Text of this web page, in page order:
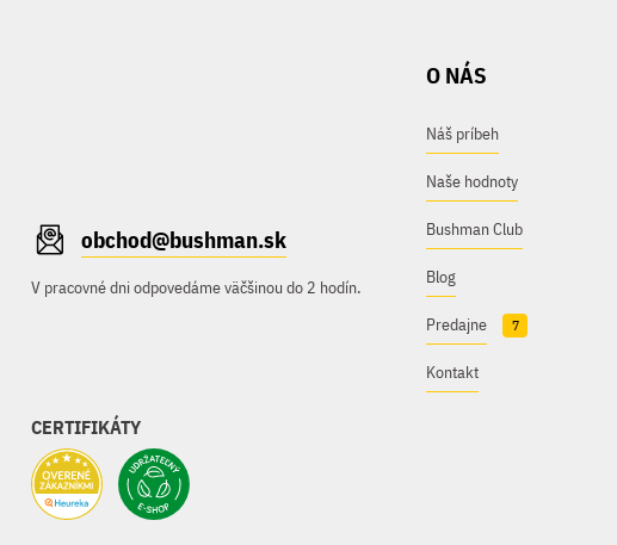
obchod@bushman.sk
V pracovné dni odpovedáme väčšinou do 2 hodín.
CERTIFIKÁTY
O NÁS
Náš príbeh
Naše hodnoty
Bushman Club
Blog
Predajne 7
Kontakt